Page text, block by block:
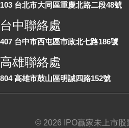
103 台北市大同區重慶北路二段48號
台中聯絡處
407 台中市西屯區市政北七路186號
高雄聯絡處
804 高雄市鼓山區明誠四路152號
© 2026 IPO贏家未上市